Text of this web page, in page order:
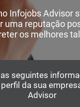
Infojobs Advisor
uma reputação
os melhores
seguintes
da sua
Advisor